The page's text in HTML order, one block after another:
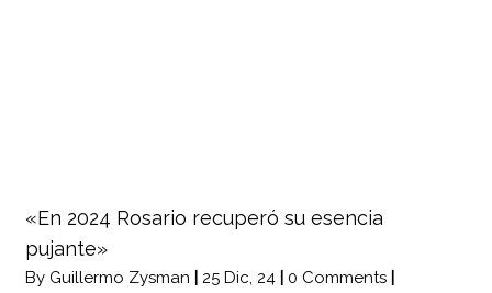
«En 2024 Rosario recuperó su esencia
pujante»
By Guillermo Zysman 25 Dic, 24 0 Comments